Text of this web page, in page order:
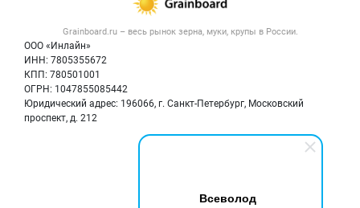
Всеволод
Grainboard.ru – весь рынок зерна, муки, крупы в России.
ООО «Инлайн»
ИНН: 7805355672
КПП: 780501001
ОГРН: 1047855085442
Юридический адрес: 196066, г. Санкт-Петербург, Московский
проспект, д. 212
Контактная информация
Политика обработки персональных данных
Новости рынка
Крупы
Мука
Добавить объявление